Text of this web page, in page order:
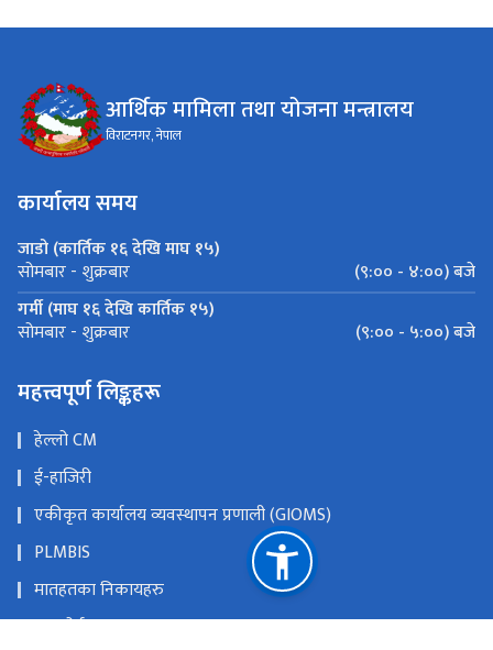
आर्थिक मामिला तथा योजना मन्त्रालय
विराटनगर, नेपाल
कार्यालय समय
जाडो (कार्तिक १६ देखि माघ १५)
सोमबार - शुक्रबार
(९:०० - ४:००) बजे
गर्मी (माघ १६ देखि कार्तिक १५)
सोमबार - शुक्रबार (९:०० - ५:००) बजे
महत्त्वपूर्ण लिङ्कहरू
हेल्लो CM
ई-हाजिरी
एकीकृत कार्यालय व्यवस्थापन प्रणाली (GIOMS)
PLMBIS
मातहतका निकायहरु
DP पोर्टल